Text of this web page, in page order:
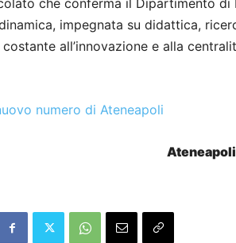
impegnata su didattica,
all’innovazione e alla
numero di Ateneapoli
Ateneapoli